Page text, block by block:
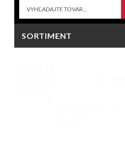
SORTIMENT